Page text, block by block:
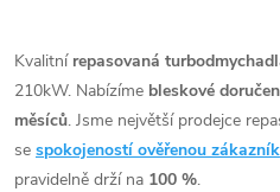
ů
ů
210kW
v
l
á
Kvalitní repasovaná
210kW. Nabízíme bleskové
měsíců. Jsme největší prodejce
se spokojeností ověřenou
pravidelně drží na 100 %.